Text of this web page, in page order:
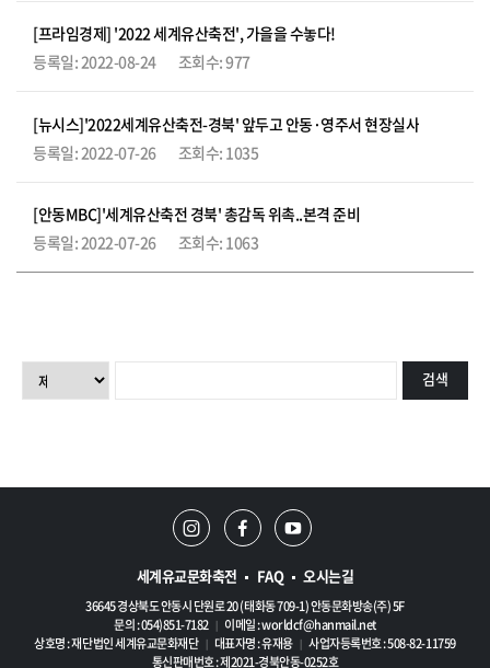
[프라임경제] '2022 세계유산축전', 가을을 수놓다!
2022-08-24
977
[뉴시스]'2022세계유산축전-경북' 앞두고 안동·영주서 현장실사
2022-07-26
1035
[안동MBC]'세계유산축전 경북' 총감독 위촉..본격 준비
2022-07-26
1063
검색
세계유교문화축전 FAQ 오시는길
36645 경상북도 안동시 단원로 20 (태화동 709-1) 안동문화방송(주) 5F
문의 : 054)851-7182
| 이메일 :worldcf@hanmail.net
상호명 : 재단법인 세계유교문화재단
| 대표자명 : 유재용 | 사업자등록번호 : 508-82-11759
통신판매번호 : 제2021-경북안동-0252호